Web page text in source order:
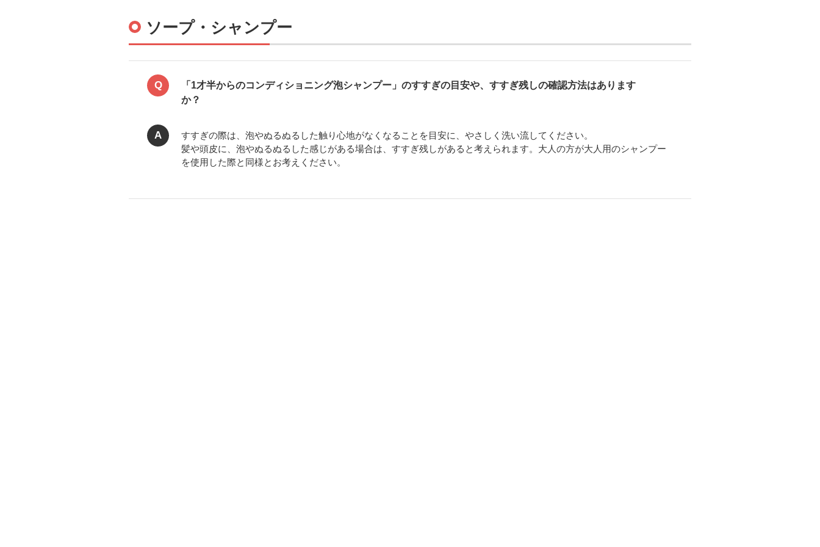
ソープ・シャンプー
Q
「1才半からのコンディショニング泡シャンプー」のすすぎの目安や、すすぎ残しの確認方法はあります
か？
A
すすぎの際は、泡やぬるぬるした触り心地がなくなることを目安に、やさしく洗い流してください。
髪や頭皮に、泡やぬるぬるした感じがある場合は、すすぎ残しがあると考えられます。大人の方が大人用のシャンプー
を使用した際と同様とお考えください。